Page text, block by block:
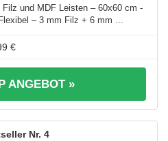
und MDF Leisten – 60x60 cm -
– 3 mm Filz + 6 mm ...
€
ANGEBOT »
4